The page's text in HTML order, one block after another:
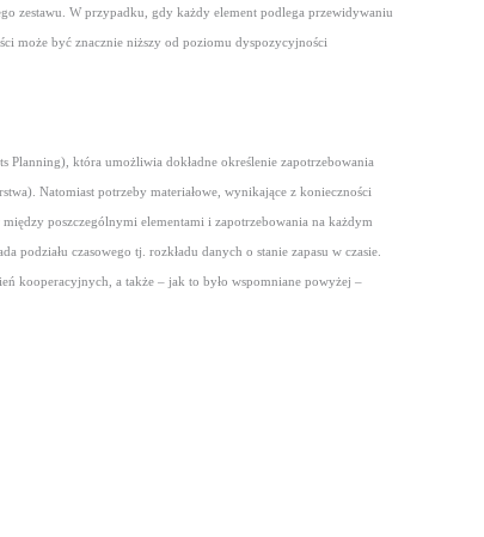
zestawu. W przypadku, gdy każdy element podlega przewidywaniu
może być znacznie niższy od poziomu dyspozycyjności
Planning), która umożliwia dokładne określenie zapotrzebowania
Natomiast potrzeby materiałowe, wynikające z konieczności
poszczególnymi elementami i zapotrzebowania na każdym
podziału czasowego tj. rozkładu danych o stanie zapasu w czasie.
kooperacyjnych, a także – jak to było wspomniane powyżej –